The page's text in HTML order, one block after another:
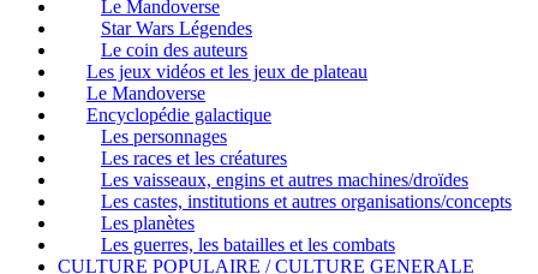
Le Mandoverse
Star Wars Légendes
Le coin des auteurs
Les jeux vidéos et les jeux de plateau
Le Mandoverse
Encyclopédie galactique
Les personnages
Les races et les créatures
Les vaisseaux, engins et autres machines/droïdes
Les castes, institutions et autres organisations/concepts
Les planètes
Les guerres, les batailles et les combats
CULTURE POPULAIRE / CULTURE GENERALE